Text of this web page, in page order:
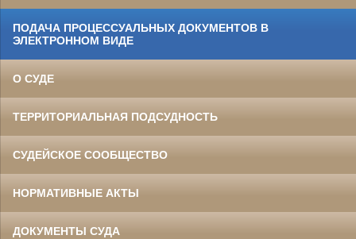
ПОДАЧА ПРОЦЕССУАЛЬНЫХ ДОКУМЕНТОВ В
ЭЛЕКТРОННОМ ВИДЕ
О СУДЕ
ТЕРРИТОРИАЛЬНАЯ ПОДСУДНОСТЬ
СУДЕЙСКОЕ СООБЩЕСТВО
НОРМАТИВНЫЕ АКТЫ
ДОКУМЕНТЫ СУДА